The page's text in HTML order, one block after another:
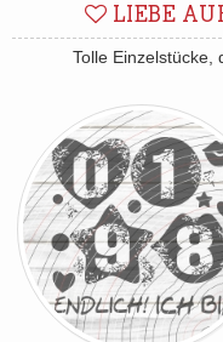
LIEBE
Tolle Einzelstücke,